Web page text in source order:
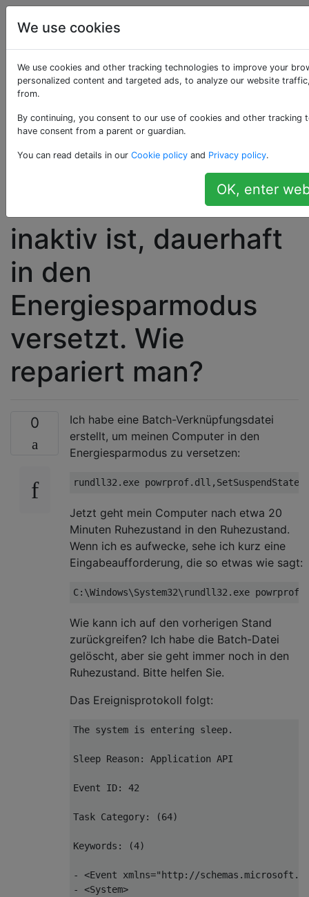
Computerbenutzer
Die Verknüpfung
"Sleep.bat" hat
meinen Computer
jedes Mal, wenn er
nach 20 Minuten
inaktiv ist, dauerhaft
in den
Energiesparmodus
versetzt. Wie
repariert man?
0
Ich habe eine Batch-Verknüpfungsdatei
erstellt, um meinen Computer in den
Energiesparmodus zu versetzen:
Jetzt geht mein Computer nach etwa 20
Minuten Ruhezustand in den Ruhezustand.
Wenn ich es aufwecke, sehe ich kurz eine
Eingabeaufforderung, die so etwas wie sagt:
Wie kann ich auf den vorherigen Stand
zurückgreifen? Ich habe die Batch-Datei
gelöscht, aber sie geht immer noch in den
Ruhezustand. Bitte helfen Sie.
Das Ereignisprotokoll folgt:
The system is entering sleep.
Sleep Reason: Application API
Event ID: 42
Task Category: (64)
Keywords: (4)
- <Event xmlns="http://
- <System>
We use cookies
We use cookies and other tracking technologies to improve your
personalized content and targeted ads, to analyze our website
from.
By continuing, you consent to our use of cookies and other
have consent from a parent or guardian.
You can read details in our Cookie policy and Privacy policy.
OK, enter